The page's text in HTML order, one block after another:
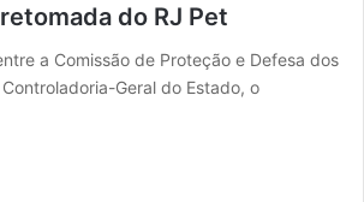
do RJ Pet
a Comissão de Proteção e Defesa dos
Geral do Estado, o